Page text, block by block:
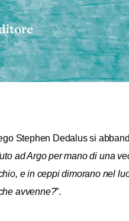
Stephen Dedalus si
ad Argo per mano di una
e in ceppi dimorano nel
avvenne?”.